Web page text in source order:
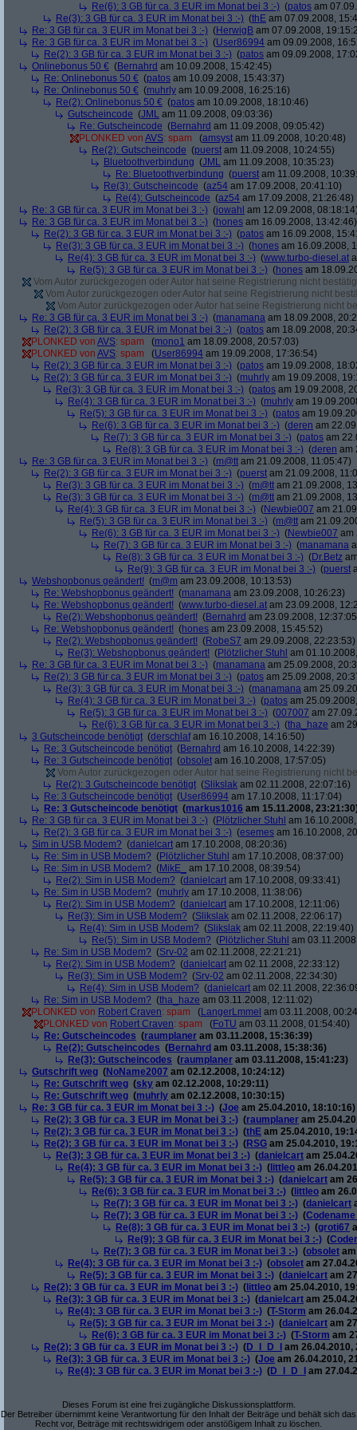
Re(6): 3 GB für ca. 3 EUR im Monat bei 3 :-) (patos am
Re(3): 3 GB für ca. 3 EUR im Monat bei 3 :-) (thE am 07.09.2008,
Re: 3 GB für ca. 3 EUR im Monat bei 3 :-) (HerwigB am 07.09.2008,
Re: 3 GB für ca. 3 EUR im Monat bei 3 :-) (User86994 am 09.09.2008,
Re(2): 3 GB für ca. 3 EUR im Monat bei 3 :-) (patos am 09.09.2008,
Onlinebonus 50 € (Bernahrd am 10.09.2008, 15:42:45)
Re: Onlinebonus 50 € (patos am 10.09.2008, 15:43:37)
Re: Onlinebonus 50 € (muhrly am 10.09.2008, 16:25:16)
Re(2): Onlinebonus 50 € (patos am 10.09.2008, 18:10:46)
Gutscheincode (JML am 11.09.2008, 09:03:36)
Re: Gutscheincode (Bernahrd am 11.09.2008, 09:05:42)
PLONKED von AVS: spam (amsyst am 11.09.2008, 10:20:48)
Re(2): Gutscheincode (puerst am 11.09.2008, 10:24:55)
Bluetoothverbindung (JML am 11.09.2008, 10:35:23)
Re: Bluetoothverbindung (puerst am 11.09.2008,
Re(3): Gutscheincode (az54 am 17.09.2008, 20:41:10)
Re(4): Gutscheincode (az54 am 17.09.2008, 21:26:48)
Re: 3 GB für ca. 3 EUR im Monat bei 3 :-) (jowahl am 12.09.2008,
Re: 3 GB für ca. 3 EUR im Monat bei 3 :-) (hones am 16.09.2008, 13:42:46)
Re(2): 3 GB für ca. 3 EUR im Monat bei 3 :-) (patos am 16.09.2008,
Re(3): 3 GB für ca. 3 EUR im Monat bei 3 :-) (hones am 16.09.2008,
Re(4): 3 GB für ca. 3 EUR im Monat bei 3 :-) (www.turbo-diesel.at
Re(5): 3 GB für ca. 3 EUR im Monat bei 3 :-) (hones am
Vom Autor zurückgezogen oder Autor hat seine Registrierung nicht
Vom Autor zurückgezogen oder Autor hat seine Registrierung nicht
Vom Autor zurückgezogen oder Autor hat seine Registrierung nicht
Re: 3 GB für ca. 3 EUR im Monat bei 3 :-) (manamana am 18.09.2008,
Re(2): 3 GB für ca. 3 EUR im Monat bei 3 :-) (patos am 18.09.2008,
PLONKED von AVS: spam (mono1 am 18.09.2008, 20:57:03)
PLONKED von AVS: spam (User86994 am 19.09.2008, 17:36:54)
Re(2): 3 GB für ca. 3 EUR im Monat bei 3 :-) (patos am 19.09.2008,
Re(2): 3 GB für ca. 3 EUR im Monat bei 3 :-) (muhrly am 19.09.2008,
Re(3): 3 GB für ca. 3 EUR im Monat bei 3 :-) (patos am 19.09.2008,
Re(4): 3 GB für ca. 3 EUR im Monat bei 3 :-) (muhrly am
Re(5): 3 GB für ca. 3 EUR im Monat bei 3 :-) (patos am
Re(6): 3 GB für ca. 3 EUR im Monat bei 3 :-) (deren am
Re(7): 3 GB für ca. 3 EUR im Monat bei 3 :-) (patos am
Re(8): 3 GB für ca. 3 EUR im Monat bei 3 :-) (deren am
Re: 3 GB für ca. 3 EUR im Monat bei 3 :-) (m@tt am 21.09.2008, 11:05:47)
Re(2): 3 GB für ca. 3 EUR im Monat bei 3 :-) (puerst am 21.09.2008,
Re(3): 3 GB für ca. 3 EUR im Monat bei 3 :-) (m@tt am 21.09.2008,
Re(3): 3 GB für ca. 3 EUR im Monat bei 3 :-) (m@tt am 21.09.2008,
Re(4): 3 GB für ca. 3 EUR im Monat bei 3 :-) (Newbie007 am
Re(5): 3 GB für ca. 3 EUR im Monat bei 3 :-) (m@tt am
Re(6): 3 GB für ca. 3 EUR im Monat bei 3 :-) (Newbie007 am
Re(7): 3 GB für ca. 3 EUR im Monat bei 3 :-) (manamana
Re(8): 3 GB für ca. 3 EUR im Monat bei 3 :-) (Dr.Betz
Re(9): 3 GB für ca. 3 EUR im Monat bei 3 :-) (puerst
Webshopbonus geändert! (m@m am 23.09.2008, 10:13:53)
Re: Webshopbonus geändert! (manamana am 23.09.2008, 10:26:23)
Re: Webshopbonus geändert! (www.turbo-diesel.at am 23.09.2008,
Re(2): Webshopbonus geändert! (Bernahrd am 23.09.2008,
Re: Webshopbonus geändert! (hones am 23.09.2008, 15:45:52)
Re(2): Webshopbonus geändert! (RobeS7 am 29.09.2008, 22:23:53)
Re(3): Webshopbonus geändert! (Plötzlicher Stuhl am
Re: 3 GB für ca. 3 EUR im Monat bei 3 :-) (manamana am 25.09.2008,
Re(2): 3 GB für ca. 3 EUR im Monat bei 3 :-) (patos am 25.09.2008,
Re(3): 3 GB für ca. 3 EUR im Monat bei 3 :-) (manamana am
Re(4): 3 GB für ca. 3 EUR im Monat bei 3 :-) (patos am
Re(5): 3 GB für ca. 3 EUR im Monat bei 3 :-) (007007 am
Re(6): 3 GB für ca. 3 EUR im Monat bei 3 :-) (tha_haze am
3 Gutscheincode benötigt (derschlafam 16.10.2008, 14:16:50)
Re: 3 Gutscheincode benötigt (Bernahrd am 16.10.2008, 14:22:39)
Re: 3 Gutscheincode benötigt (obsolet am 16.10.2008, 17:57:05)
Vom Autor zurückgezogen oder Autor hat seine Registrierung nicht
Re(2): 3 Gutscheincode benötigt (Slikslak am 02.11.2008, 22:07:16)
Re: 3 Gutscheincode benötigt (User86994 am 17.10.2008, 11:17:04)
Re: 3 Gutscheincode benötigt (markus1016 am 15.11.2008,
Re: 3 GB für ca. 3 EUR im Monat bei 3 :-) (Plötzlicher Stuhl am
Re(2): 3 GB für ca. 3 EUR im Monat bei 3 :-) (esemes am 16.10.2008,
Sim in USB Modem? (danielcart am 17.10.2008, 08:20:36)
Re: Sim in USB Modem? (Plötzlicher Stuhl am 17.10.2008, 08:37:00)
Re: Sim in USB Modem? (MikE_
am 17.10.2008, 08:39:54)
Re(2): Sim in USB Modem? (danielcart am 17.10.2008, 09:33:41)
Re: Sim in USB Modem? (muhrly am 17.10.2008, 11:38:06)
Re(2): Sim in USB Modem? (danielcart am 17.10.2008, 12:11:06)
Re(3): Sim in USB Modem? (Slikslak am 02.11.2008, 22:06:17)
Re(4): Sim in USB Modem? (Slikslak am 02.11.2008, 22:19:40)
Re(5): Sim in USB Modem? (Plötzlicher Stuhl am
Re: Sim in USB Modem? (Srv-02 am 02.11.2008, 22:21:21)
Re(2): Sim in USB Modem? (danielcart am 02.11.2008, 22:33:12)
Re(3): Sim in USB Modem? (Srv-02 am 02.11.2008, 22:34:30)
Re(4): Sim in USB Modem? (danielcart am 02.11.2008,
Re: Sim in USB Modem? (tha_haze am 03.11.2008, 12:11:02)
PLONKED von Robert Craven: spam (LangerLmmel am 03.11.2008,
PLONKED von Robert Craven: spam (FoTU am 03.11.2008, 01:54:40)
Re: Gutscheincodes (raumplaner am 03.11.2008, 15:36:39)
Re(2): Gutscheincodes (Bernahrd am 03.11.2008, 15:38:36)
Re(3): Gutscheincodes (raumplaner am 03.11.2008, 15:41:23)
Gutschrift weg (NoName2007 am 02.12.2008, 10:24:12)
Re: Gutschrift weg (sky am 02.12.2008, 10:29:11)
Re: Gutschrift weg (muhrly am 02.12.2008, 10:30:15)
Re: 3 GB für ca. 3 EUR im Monat bei 3 :-) (Joe am 25.04.2010, 18:10:16)
Re(2): 3 GB für ca. 3 EUR im Monat bei 3 :-) (raumplaner am
Re(2): 3 GB für ca. 3 EUR im Monat bei 3 :-) (thE am 25.04.2010,
Re(2): 3 GB für ca. 3 EUR im Monat bei 3 :-) (RSG am 25.04.2010,
Re(3): 3 GB für ca. 3 EUR im Monat bei 3 :-) (danielcart am
Re(4): 3 GB für ca. 3 EUR im Monat bei 3 :-) ( littleo am
Re(5): 3 GB für ca. 3 EUR im Monat bei 3 :-) (danielcart am
Re(6): 3 GB für ca. 3 EUR im Monat bei 3 :-) ( littleo am
Re(7): 3 GB für ca. 3 EUR im Monat bei 3 :-) (danielcart
Re(7): 3 GB für ca. 3 EUR im Monat bei 3 :-) (Codename
Re(8): 3 GB für ca. 3 EUR im Monat bei 3 :-) (groti67
Re(9): 3 GB für ca. 3 EUR im Monat bei 3 :-) (
Re(7): 3 GB für ca. 3 EUR im Monat bei 3 :-) (obsolet
Re(4): 3 GB für ca. 3 EUR im Monat bei 3 :-) (obsolet am
Re(5): 3 GB für ca. 3 EUR im Monat bei 3 :-) (danielcart am
Re(2): 3 GB für ca. 3 EUR im Monat bei 3 :-) ( littleo am 25.04.2010,
Re(3): 3 GB für ca. 3 EUR im Monat bei 3 :-) (danielcart am
Re(4): 3 GB für ca. 3 EUR im Monat bei 3 :-) (T-Storm am
Re(5): 3 GB für ca. 3 EUR im Monat bei 3 :-) (danielcart am
Re(6): 3 GB für ca. 3 EUR im Monat bei 3 :-) (T-Storm am
Re(2): 3 GB für ca. 3 EUR im Monat bei 3 :-) (D_I_D_I
am 26.04.2010,
Re(3): 3 GB für ca. 3 EUR im Monat bei 3 :-) (Joe am 26.04.2010,
Re(4): 3 GB für ca. 3 EUR im Monat bei 3 :-) (D_I_D_I am
Dieses Forum ist eine frei zugängliche Diskussionsplattform.
Der Betreiber übernimmt keine Verantwortung für den Inhalt der Beiträge und behält sich das
Recht vor, Beiträge mit rechtswidrigem oder anstößigem Inhalt zu löschen.